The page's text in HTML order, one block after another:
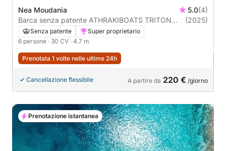
Nea Moudania 5.0(4)
Barca senza patente ATHRAKIBOATS TRITON
4.74 30CV
(2025)
Senza patente
Super proprietario
6 persone · 30 CV · 4.7 m
Prenotata 1 volte nelle ultime 24h
Cancellazione flessibile A partire da 220 € /giorno
Prenotazione istantanea